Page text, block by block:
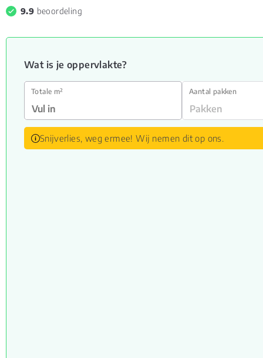
9.9 beoordeling
Wat is je oppervlakte?
Totale m² Aantal pakken
Snijverlies, weg ermee! Wij nemen dit op ons.